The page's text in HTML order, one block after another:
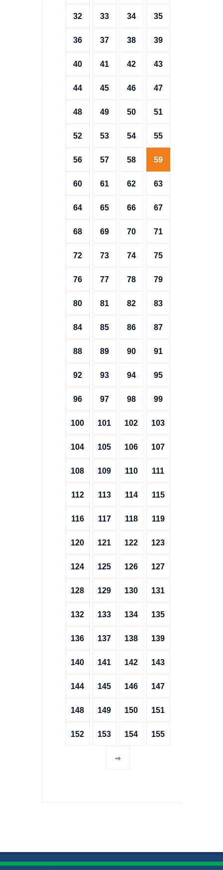
32 33 34 35
36 37 38 39
40 41 42 43
44 45 46 47
48 49 50 51
52 53 54 55
56 57 58 59
60 61 62 63
64 65 66 67
68 69 70 71
72 73 74 75
76 77 78 79
80 81 82 83
84 85 86 87
88 89 90 91
92 93 94 95
96 97 98 99
100 101 102 103
104 105 106 107
108 109 110 111
112 113 114 115
116 117 118 119
120 121 122 123
124 125 126 127
128 129 130 131
132 133 134 135
136 137 138 139
140 141 142 143
144 145 146 147
148 149 150 151
152 153 154 155